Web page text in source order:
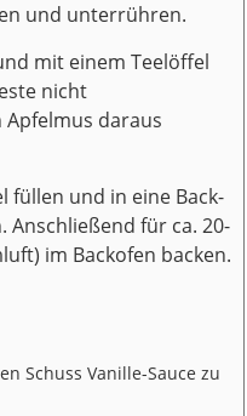
und unterrühren.
mit einem Teelöffel
nicht
daraus
füllen und in eine Back-
für ca. 20-
im Backofen backen.
Schuss Vanille-Sauce zu